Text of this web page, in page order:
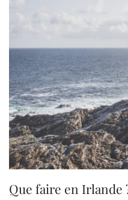
Que faire en